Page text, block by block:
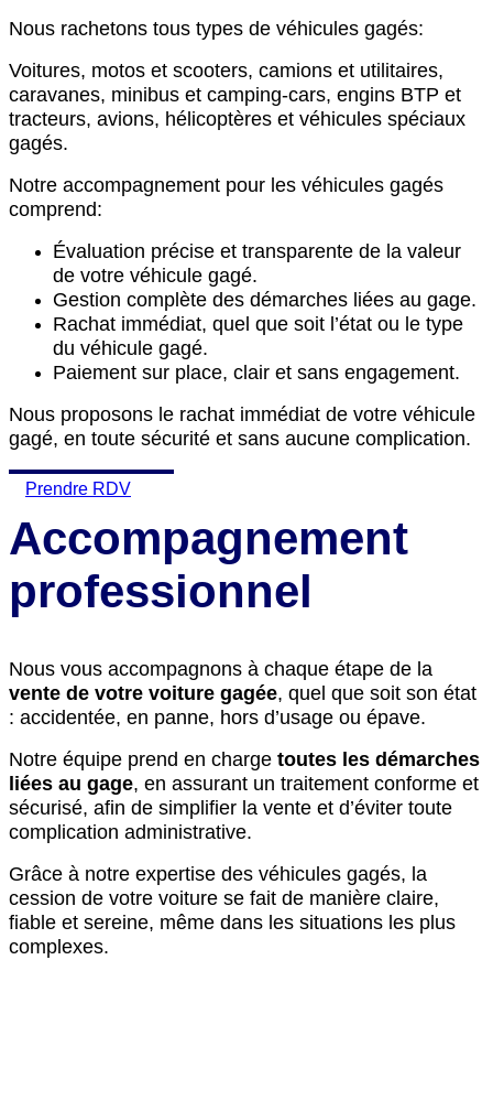
Nous rachetons tous types de véhicules gagés:
Voitures, motos et scooters, camions et utilitaires,
caravanes, minibus et camping-cars, engins BTP et
tracteurs, avions, hélicoptères et véhicules spéciaux
gagés.
Notre accompagnement pour les véhicules gagés
comprend:
Évaluation précise et transparente de la valeur
de votre véhicule gagé.
Gestion complète des démarches liées au gage.
Rachat immédiat, quel que soit l’état ou le type
du véhicule gagé.
Paiement sur place, clair et sans engagement.
Nous proposons le rachat immédiat de votre véhicule
gagé, en toute sécurité et sans aucune complication.
Prendre RDV
Accompagnement
professionnel
Nous vous accompagnons à chaque étape de la
vente de votre voiture gagée, quel que soit son état
: accidentée, en panne, hors d’usage ou épave.
Notre équipe prend en charge toutes les démarches
liées au gage, en assurant un traitement conforme et
sécurisé, afin de simplifier la vente et d’éviter toute
complication administrative.
Grâce à notre expertise des véhicules gagés, la
cession de votre voiture se fait de manière claire,
fiable et sereine, même dans les situations les plus
complexes.